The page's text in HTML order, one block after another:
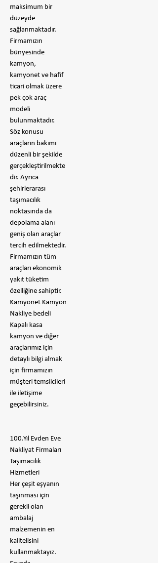
maksimum bir
düzeyde
sağlanmaktadır.
Firmamızın
bünyesinde
kamyon,
kamyonet ve hafif
ticari olmak üzere
pek çok araç
modeli
bulunmaktadır.
Söz konusu
araçların bakımı
düzenli bir şekilde
gerçekleştirilmekte
dir. Ayrıca
şehirlerarası
taşımacılık
noktasında da
depolama alanı
geniş olan araçlar
tercih edilmektedir.
Firmamızın tüm
araçları ekonomik
yakıt tüketim
özelliğine sahiptir.
Kamyonet Kamyon
Nakliye bedeli
Kapalı kasa
kamyon ve diğer
araçlarımız için
detaylı bilgi almak
için firmamızın
müşteri temsilcileri
ile iletişime
geçebilirsiniz.
100.Yıl Evden Eve
Nakliyat Firmaları
Taşımacılık
Hizmetleri
Her çeşit eşyanın
taşınması için
gerekli olan
ambalaj
malzemenin en
kalitelisini
kullanmaktayız.